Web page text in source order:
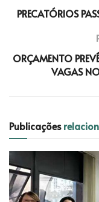
PRECATÓRIOS
ORÇAMENTO
VAGAS
Publicações